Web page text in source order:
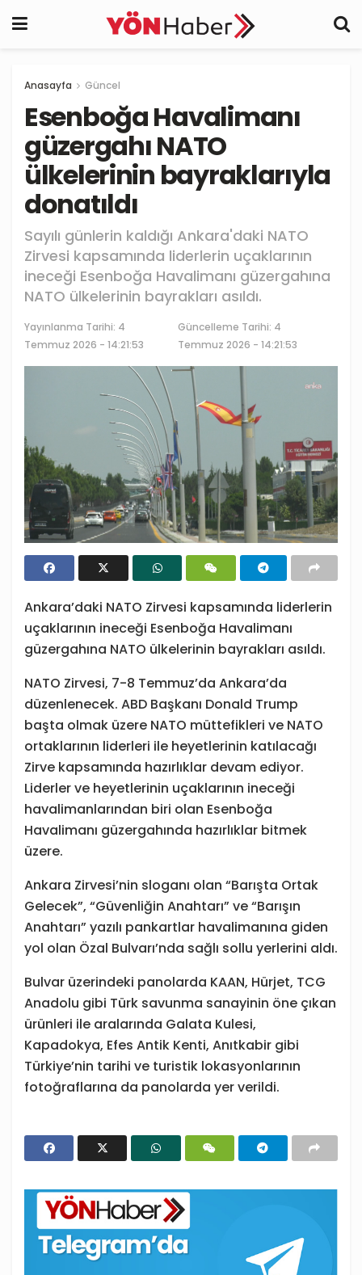
Anasayfa Güncel
Esenboğa Havalimanı
güzergahı NATO
ülkelerinin bayraklarıyla
donatıldı
Sayılı günlerin kaldığı Ankara'daki NATO
Zirvesi kapsamında liderlerin uçaklarının
ineceği Esenboğa Havalimanı güzergahına
NATO ülkelerinin bayrakları asıldı.
Yayınlanma Tarihi: 4
Temmuz 2026 - 14:21:53
Güncelleme Tarihi: 4
Temmuz 2026 - 14:21:53
Ankara’daki NATO Zirvesi kapsamında liderlerin
uçaklarının ineceği Esenboğa Havalimanı
güzergahına NATO ülkelerinin bayrakları asıldı.
NATO Zirvesi, 7-8 Temmuz’da Ankara’da
düzenlenecek. ABD Başkanı Donald Trump
başta olmak üzere NATO müttefikleri ve NATO
ortaklarının liderleri ile heyetlerinin katılacağı
Zirve kapsamında hazırlıklar devam ediyor.
Liderler ve heyetlerinin uçaklarının ineceği
havalimanlarından biri olan Esenboğa
Havalimanı güzergahında hazırlıklar bitmek
üzere.
Ankara Zirvesi’nin sloganı olan “Barışta Ortak
Gelecek”, “Güvenliğin Anahtarı” ve “Barışın
Anahtarı” yazılı pankartlar havalimanına giden
yol olan Özal Bulvarı’nda sağlı sollu yerlerini aldı.
Bulvar üzerindeki panolarda KAAN, Hürjet, TCG
Anadolu gibi Türk savunma sanayinin öne çıkan
ürünleri ile aralarında Galata Kulesi,
Kapadokya, Efes Antik Kenti, Anıtkabir gibi
Türkiye’nin tarihi ve turistik lokasyonlarının
fotoğraflarına da panolarda yer verildi.